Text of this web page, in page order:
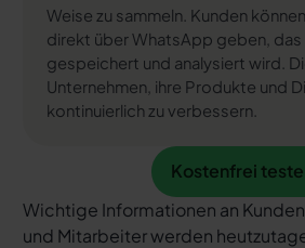
Weise zu sammeln. Kunden
direkt über WhatsApp geben, das
gespeichert und analysiert wird.
Unternehmen, ihre Produkte und
kontinuierlich zu verbessern.
Kostenfrei testen
Kostenfrei
Wichtige Informationen an
und Mitarbeiter werden